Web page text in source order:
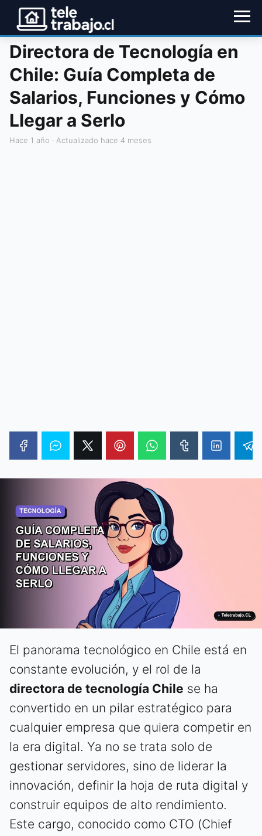
Directora de Tecnología en
Chile: Guía Completa de
Salarios, Funciones y Cómo
Llegar a Serlo
hace 1 año · Actualizado hace 4 meses
El panorama tecnológico en Chile está en
constante evolución, y el rol de la
directora de tecnología Chile se ha
convertido en un pilar estratégico para
cualquier empresa que quiera competir en
la era digital. Ya no se trata solo de
gestionar servidores, sino de liderar la
innovación, definir la hoja de ruta digital y
construir equipos de alto rendimiento.
Este cargo, conocido como CTO (Chief